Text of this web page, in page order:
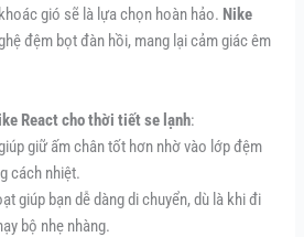
gió sẽ là lựa chọn hoàn hảo. Nike
đệm bọt đàn hồi, mang lại cảm giác êm
React cho thời tiết se lạnh:
giữ ấm chân tốt hơn nhờ vào lớp đệm
cách nhiệt.
giúp bạn dễ dàng di chuyển, dù là khi đi
bộ nhẹ nhàng.